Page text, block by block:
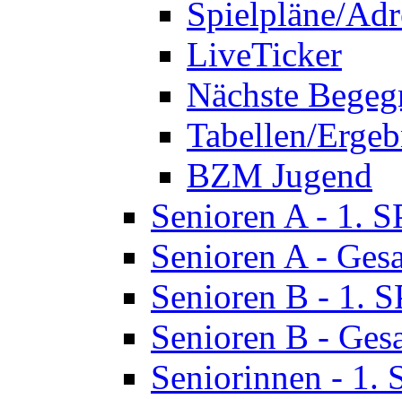
Spielpläne/
LiveTicker
Nächste
Tabellen/
BZM Jugend
Senioren A - 1.
Senioren A -
Senioren B - 1.
Senioren B -
Seniorinnen - 1.